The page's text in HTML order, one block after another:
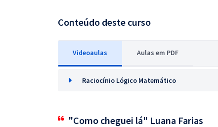
Conteúdo deste curso
Videoaulas Aulas em PDF
Raciocínio Lógico Matemático
"Como cheguei lá" Luana Farias